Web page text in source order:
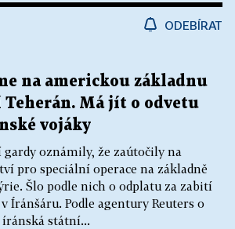
ODEBÍRAT
na americkou základnu
Má jít o odvetu
vojáky
oznámily, že zaútočily na
pro speciální operace na základně
Šlo podle nich o odplatu za zabití
Íránšáru. Podle agentury Reuters o
státní...